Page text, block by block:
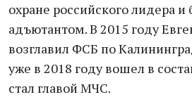
охране российского лидера и
адъютантом. В 2015 году
возглавил ФСБ по
уже в 2018 году вошел в
стал главой МЧС.